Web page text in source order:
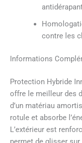
contre les
Informations
Protection Hybride
offre le meilleur des
d’un matériau
rotule et absorbe
L’extérieur est